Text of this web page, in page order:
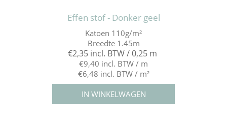
Effen stof - Donker geel
Katoen 110g/m²
Breedte 1.45m
€2,35 incl. BTW / 0,25 m
€9,40 incl. BTW / m
€6,48 incl. BTW / m²